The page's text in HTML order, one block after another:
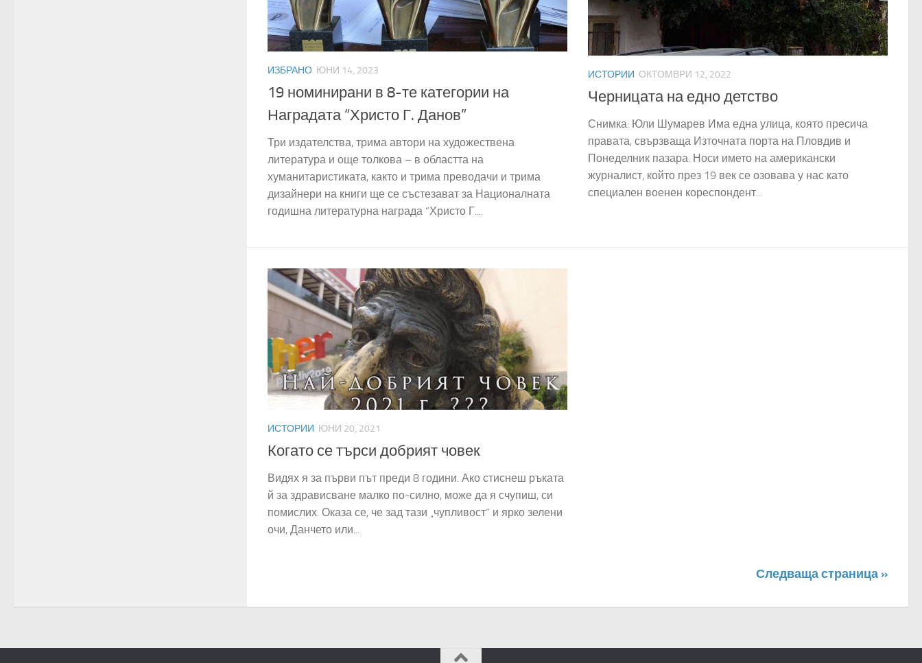
ИЗБРАНО ЮНИ 14, 2023
19 номинирани в 8-те категории на
Наградата “Христо Г. Данов”
Три издателства, трима автори на художествена
литература и още толкова – в областта на
хуманитаристиката, както и трима преводачи и трима
дизайнери на книги ще се състезават за Националната
годишна литературна награда “Христо Г....
ИСТОРИИ ОКТОМВРИ 12, 2022
Черницата на едно детство
Снимка: Юли Шумарев Има една улица, която пресича
правата, свързваща Източната порта на Пловдив и
Понеделник пазара. Носи името на американски
журналист, който през 19 век се озовава у нас като
специален военен кореспондент...
ИСТОРИИ ЮНИ 20, 2021
Когато се търси добрият човек
Видях я за първи път преди 8 години. Ако стиснеш ръката
й за здрависване малко по-силно, може да я счупиш, си
помислих. Оказа се, че зад тази „чупливост“ и ярко зелени
очи, Данчето или...
Следваща страница »